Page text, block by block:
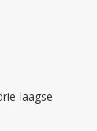
laagse